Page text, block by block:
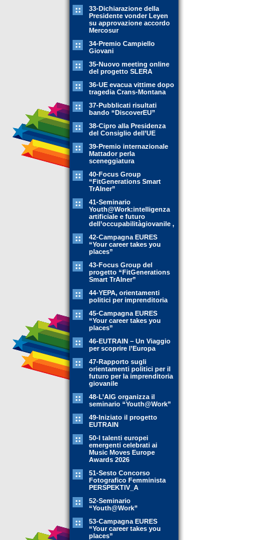
33-Dichiarazione della
Presidente vonder Leyen
su approvazione accordo
Mercosur
34-Premio Campiello
Giovani
35-Nuovo meeting online
del progetto SLERA
36-UE evacua vittime dopo
tragedia Crans-Montana
37-Pubblicati risultati
bando “DiscoverEU”
38-Cipro alla Presidenza
del Consiglio dell’UE
39-Premio internazionale
Mattador perla
sceneggiatura
40-Focus Group
“FitGenerations Smart
TrAIner”
41-Seminario
Youth@Work:intelligenza
artificiale e futuro
dell’occupabilitàgiovanile ,
42-Campagna EURES
“Your career takes you
places”
43-Focus Group del
progetto “FitGenerations
Smart TrAIner”
44-YEPA, orientamenti
politici per imprenditoria
45-Campagna EURES
“Your career takes you
places”
46-EUTRAIN – Un Viaggio
per scoprire l’Europa
47-Rapporto sugli
orientamenti politici per il
futuro per la imprenditoria
giovanile
48-L’AIG organizza il
seminario “Youth@Work”
49-Iniziato il progetto
EUTRAIN
50-I talenti europei
emergenti celebrati ai
Music Moves Europe
Awards 2026
51-Sesto Concorso
Fotografico Femminista
PERSPEKTIV_A
52-Seminario
“Youth@Work”
53-Campagna EURES
“Your career takes you
places”